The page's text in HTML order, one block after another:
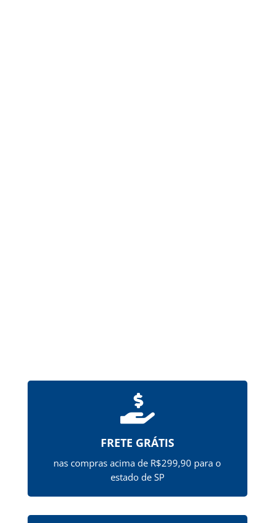

FRETE GRÁTIS
nas compras acima de R$299,90 para o
estado de SP